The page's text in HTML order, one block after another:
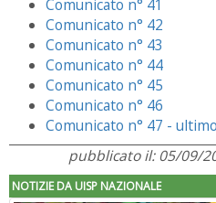
Comunicato n° 41
Comunicato n° 42
Comunicato n° 43
Comunicato n° 44
Comunicato n° 45
Comunicato n° 46
Comunicato n° 47 - ultimo
pubblicato il: 05/09/
NOTIZIE DA UISP NAZIONALE